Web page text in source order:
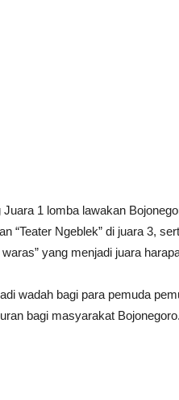
1 lomba lawakan
“Teater Ngeblek” di juara 3,
yang menjadi juara
wadah bagi para pemuda
bagi masyarakat Bojonegoro.